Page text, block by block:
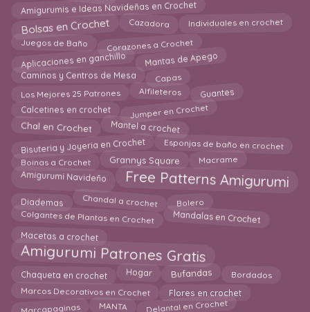
Amigurumis e Ideas Navideñas en Crochet
Bolsas en Crochet Cazadora Individuales en crochet
Juegos de Baño Corazones a Crochet
Aplicaciones en ganchillo Mantas de Apego
Caminos y Centros de Mesa Capas
Los Mejores 25 Patrones Alfileteros Guantes
Calcetines en crochet Jumper en Crochet
Chal en Crochet Mantel a crochet
Bisuteria y Joyeria en Crochet Esponjas de baño en crochet
Boinas a Crochet Grannys Square Macrame
Amigurumi Navideño Free Patterns Amigurumi
Diademas Chandal a crochet Bolero
Colgantes de Plantas en Crochet Mandalas en Crochet
Macetas a crochet
Amigurumi Patrones Gratis
Chaqueta en crochet Hogar Bufandas Bordados
Marcos Decorativos en Crochet Flores en crochet
Marcapaginas MANTA